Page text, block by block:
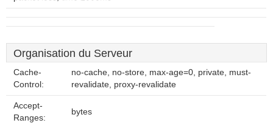
Organisation du Serveur
Cache-
Control:
no-cache, no-store, max-age=0, private, must-
revalidate, proxy-revalidate
Accept-
Ranges:
bytes